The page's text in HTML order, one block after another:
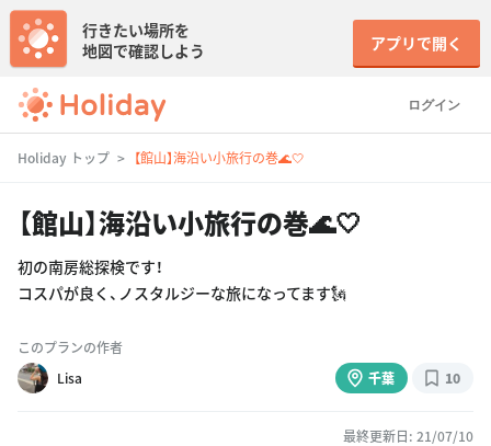
ログイン
行きたい場所を
地図で確認しよう
アプリで開く
Holiday トップ 【館山】海沿い小旅行の巻🌊🤍
【館山】海沿い小旅行の巻🌊🤍
初の南房総探検です！
コスパが良く、ノスタルジーな旅になってます🗽
このプランの作者
Lisa
千葉 10
最終更新日: 21/07/10